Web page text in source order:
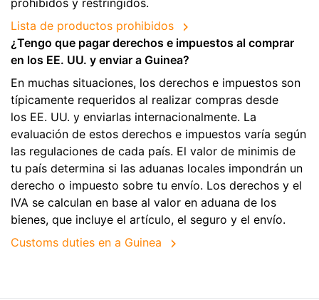
prohibidos y restringidos.
Lista de productos prohibidos
¿Tengo que pagar derechos e impuestos al comprar
en los EE. UU. y enviar a Guinea?
En muchas situaciones, los derechos e impuestos son
típicamente requeridos al realizar compras desde
los EE. UU. y enviarlas internacionalmente. La
evaluación de estos derechos e impuestos varía según
las regulaciones de cada país. El valor de minimis de
tu país determina si las aduanas locales impondrán un
derecho o impuesto sobre tu envío. Los derechos y el
IVA se calculan en base al valor en aduana de los
bienes, que incluye el artículo, el seguro y el envío.
Customs duties en a Guinea